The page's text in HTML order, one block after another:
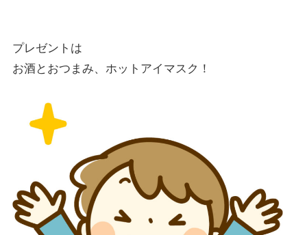
プレゼントは
お酒とおつまみ、ホットアイマスク！